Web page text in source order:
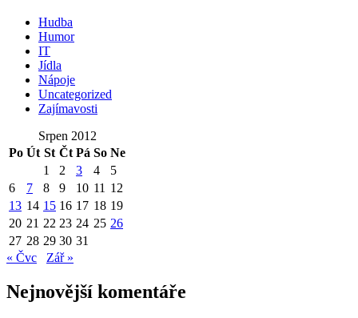
Hudba
Humor
IT
Jídla
Nápoje
Uncategorized
Zajímavosti
Srpen 2012
Po Út St Čt Pá So Ne
1
2 3 4
5
6
7 8 9 10 11 12
13 14 15 16 17 18 19
20 21 22 23 24 25 26
27 28 29 30 31
« Čvc
Zář »
Nejnovější komentáře